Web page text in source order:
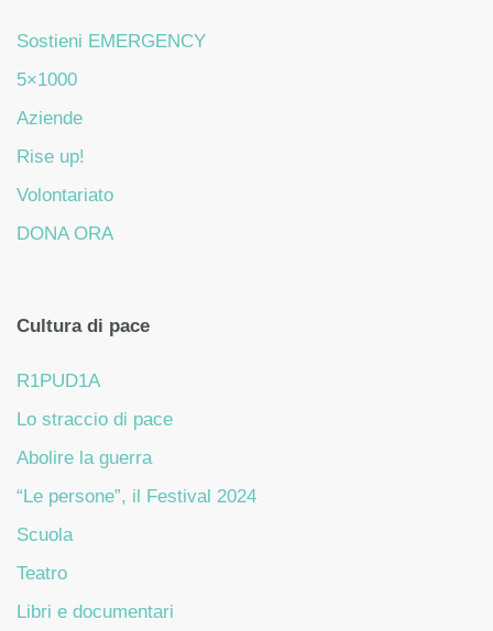
Sostieni EMERGENCY
5×1000
Aziende
Rise up!
Volontariato
DONA ORA
Cultura di pace
R1PUD1A
Lo straccio di pace
Abolire la guerra
“Le persone”, il Festival 2024
Scuola
Teatro
Libri e documentari